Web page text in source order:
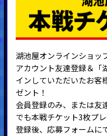
湖池屋オンラインショッ
アカウント友達登録＆「
インしていただいたお客
ゼント！
会員登録のみ、または友
でも本戦チケット3枚プレ
登録後、応募フォームに